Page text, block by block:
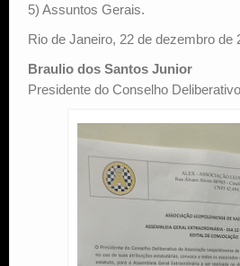
5) Assuntos Gerais.
Rio de Janeiro, 22 de dezembro de
Braulio dos Santos Junior
Presidente do Conselho